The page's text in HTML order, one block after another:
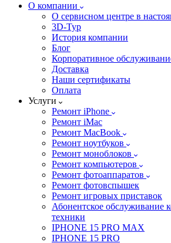
О компании
О сервисном центре в
3D-Тур
История компании
Блог
Корпоративное
Доставка
Наши сертификаты
Оплата
Услуги
Ремонт iPhone
Ремонт iMac
Ремонт MacBook
Ремонт ноутбуков
Ремонт моноблоков
Ремонт компьютеров
Ремонт фотоаппаратов
Ремонт фотовспышек
Ремонт игровых приставок
Абонентское обслуживание
техники
IPHONE 15 PRO MAX
IPHONE 15 PRO